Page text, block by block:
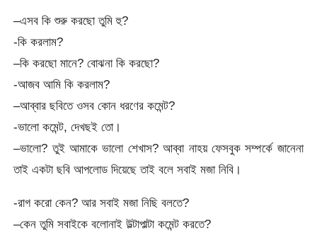
–এসব কি শুরু করছো তুমি হু?
-কি করলাম?
–কি করছো মানে? বোঝনা কি করছো?
-আজব আমি কি করলাম?
–আব্বার ছবিতে ওসব কোন ধরণের কমেন্ট?
-ভালো কমেন্ট, দেখছই তো।
–ভালো? তুই আমাকে ভালো শেখাস? আব্বা নাহয় ফেসবুক সম্পর্কে জানেনা
তাই একটা ছবি আপলোড দিয়েছে তাই বলে সবাই মজা নিবি।
-রাগ করো কেন? আর সবাই মজা নিছি বলতে?
–কেন তুমি সবাইকে বলোনাই উল্টাপাল্টা কমেন্ট করতে?